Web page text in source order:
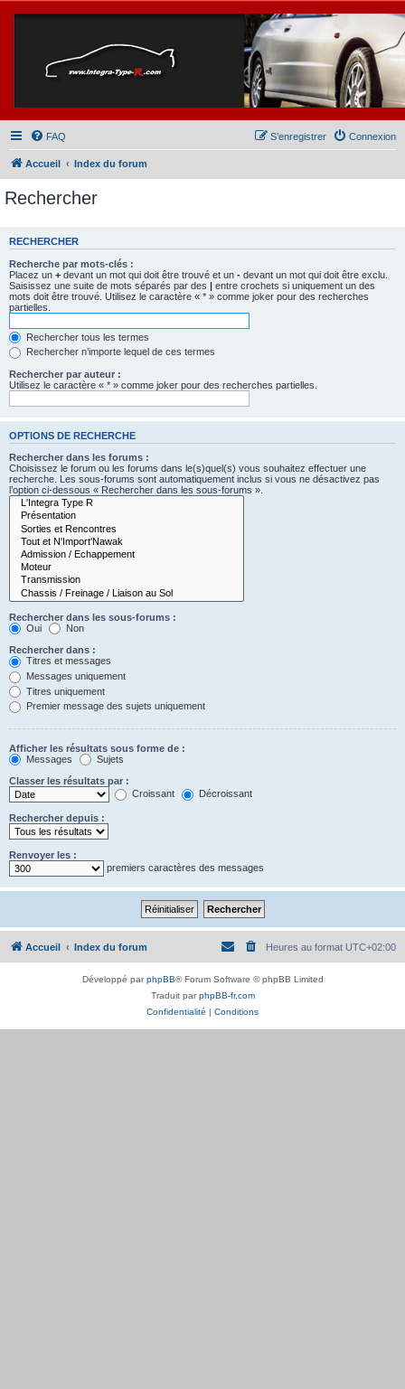
FAQ Connexion
S’enregistrer
Accueil Index du forum
Rechercher
RECHERCHER
Recherche par mots-clés :
Placez un + devant un mot qui doit être trouvé et un - devant un mot qui doit être exclu.
Saisissez une suite de mots séparés par des | entre crochets si uniquement un des
mots doit être trouvé. Utilisez le caractère « * » comme joker pour des recherches
partielles.
Rechercher tous les termes
Rechercher n’importe lequel de ces termes
Rechercher par auteur :
Utilisez le caractère « * » comme joker pour des recherches partielles.
OPTIONS DE RECHERCHE
Rechercher dans les forums :
Choisissez le forum ou les forums dans le(s)quel(s) vous souhaitez effectuer une
recherche. Les sous-forums sont automatiquement inclus si vous ne désactivez pas
l’option ci-dessous « Rechercher dans les sous-forums ».
Rechercher dans les sous-forums :
Oui
Non
Rechercher dans :
Titres et messages
Messages uniquement
Titres uniquement
Premier message des sujets uniquement
Afficher les résultats sous forme de :
Messages
Sujets
Classer les résultats par :
Croissant
Décroissant
Rechercher depuis :
Renvoyer les :
premiers caractères des messages
Accueil Index du forum Heures au format UTC+02:00
Développé parphpBB® Forum Software © phpBB Limited
Traduit parphpBB-fr.com
Confidentialité
Conditions